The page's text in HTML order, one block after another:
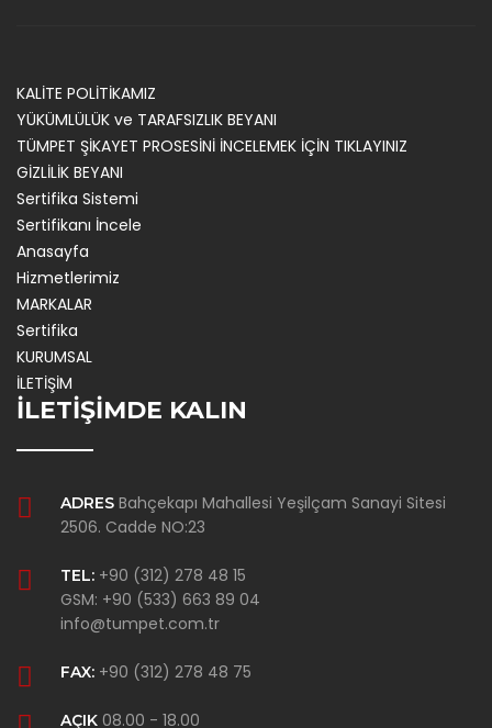
KALİTE POLİTİKAMIZ
YÜKÜMLÜLÜK ve TARAFSIZLIK BEYANI
TÜMPET ŞİKAYET PROSESİNİ İNCELEMEK İÇİN TIKLAYINIZ
GİZLİLİK BEYANI
Sertifika Sistemi
Sertifikanı İncele
Anasayfa
Hizmetlerimiz
MARKALAR
Sertifika
KURUMSAL
İLETİŞİM
İLETİŞİMDE KALIN
ADRES Bahçekapı Mahallesi Yeşilçam Sanayi Sitesi
2506. Cadde NO:23
TEL: +90 (312) 278 48 15
GSM: +90 (533) 663 89 04
info@tumpet.com.tr
FAX: +90 (312) 278 48 75
AÇIK 08.00 - 18.00